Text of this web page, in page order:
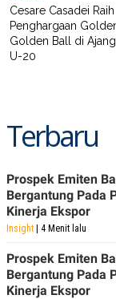
P
A
P
E
D
V
E
R
G
M
D
I
A
I
D
Cesare Casadei Raih
Penghargaan
Golden Ball di Ajang
U-20
Terbaru
Prospek Emiten
Bergantung Pada
Kinerja Ekspor
Insight | 4 Menit lalu
Prospek Emiten
Bergantung Pada
Kinerja Ekspor